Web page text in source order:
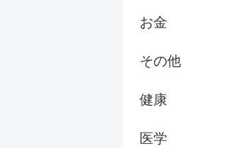
お金
その他
健康
医学